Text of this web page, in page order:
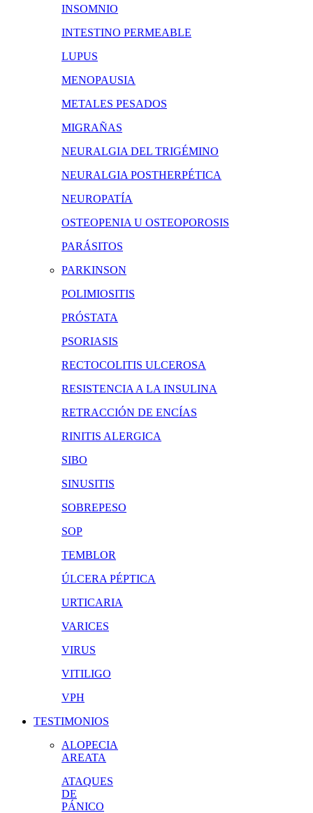
INSOMNIO
INTESTINO PERMEABLE
LUPUS
MENOPAUSIA
METALES PESADOS
MIGRAÑAS
NEURALGIA DEL TRIGÉMINO
NEURALGIA POSTHERPÉTICA
NEUROPATÍA
OSTEOPENIA U OSTEOPOROSIS
PARÁSITOS
PARKINSON
POLIMIOSITIS
PRÓSTATA
PSORIASIS
RECTOCOLITIS ULCEROSA
RESISTENCIA A LA INSULINA
RETRACCIÓN DE ENCÍAS
RINITIS ALERGICA
SIBO
SINUSITIS
SOBREPESO
SOP
TEMBLOR
ÚLCERA PÉPTICA
URTICARIA
VARICES
VIRUS
VITILIGO
VPH
TESTIMONIOS
ALOPECIA
AREATA
ATAQUES
DE
PÁNICO